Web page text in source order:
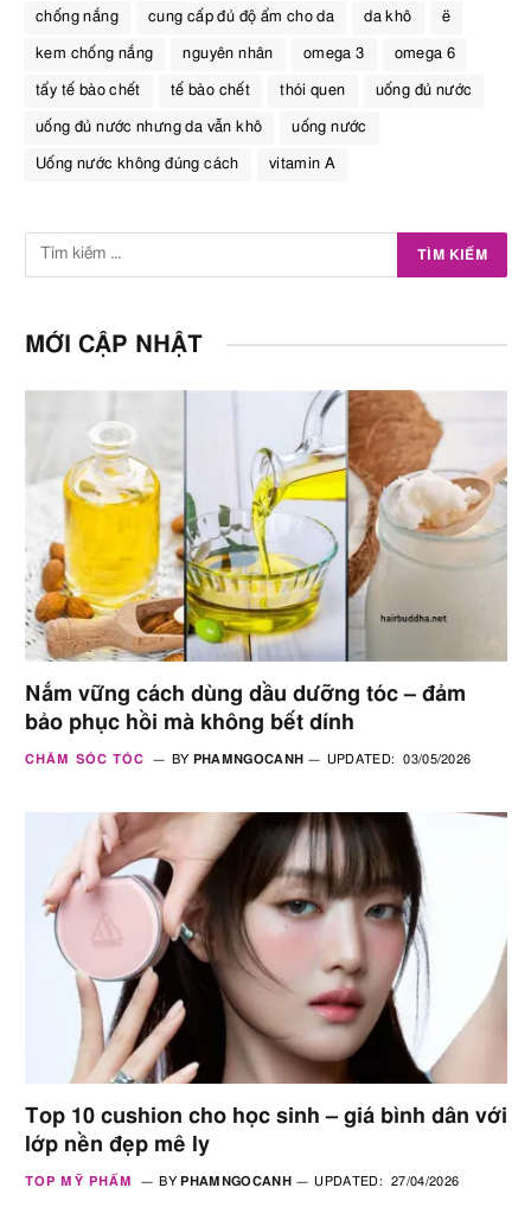
chống nắng cung cấp đủ độ ẩm cho da da khô ë
kem chống nắng nguyên nhân omega 3 omega 6
tẩy tế bào chết tế bào chết thói quen uống đủ nước
uống đủ nước nhưng da vẫn khô uống nước
Uống nước không đúng cách vitamin A
MỚI CẬP NHẬT
Nắm vững cách dùng dầu dưỡng tóc – đảm
bảo phục hồi mà không bết dính
CHĂM SÓC TÓC BY PHAMNGOCANH UPDATED: 03/05/2026
Top 10 cushion cho học sinh – giá bình dân với
lớp nền đẹp mê ly
TOP MỸ PHẨM BY PHAMNGOCANH UPDATED: 27/04/2026